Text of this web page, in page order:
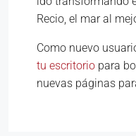
Recio, el mar al
Como nuevo
tu escritorio para
nuevas páginas